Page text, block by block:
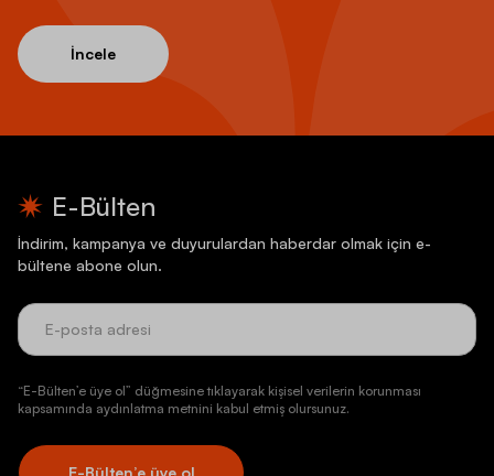
İncele
E-Bülten
İndirim, kampanya ve duyurulardan haberdar olmak için e-
bültene abone olun.
“E-Bülten’e üye ol” düğmesine tıklayarak kişisel verilerin korunması
kapsamında aydınlatma metnini kabul etmiş olursunuz.
E-Bülten’e üye ol